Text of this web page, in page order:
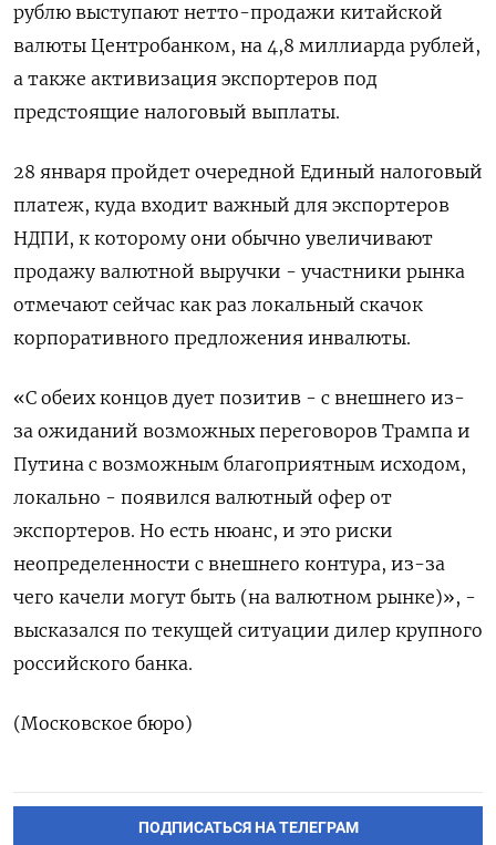
рублю выступают нетто-продажи китайской
валюты Центробанком, на 4,8 миллиарда рублей,
а также активизация экспортеров под
предстоящие налоговый выплаты.
28 января пройдет очередной Единый налоговый
платеж, куда входит важный для экспортеров
НДПИ, к которому они обычно увеличивают
продажу валютной выручки - участники рынка
отмечают сейчас как раз локальный скачок
корпоративного предложения инвалюты.
«С обеих концов дует позитив - с внешнего из-
за ожиданий возможных переговоров Трампа и
Путина с возможным благоприятным исходом,
локально - появился валютный офер от
экспортеров. Но есть нюанс, и это риски
неопределенности с внешнего контура, из-за
чего качели могут быть (на валютном рынке)», -
высказался по текущей ситуации дилер крупного
российского банка.
(Московское бюро)
ПОДПИСАТЬСЯ НА ТЕЛЕГРАМ